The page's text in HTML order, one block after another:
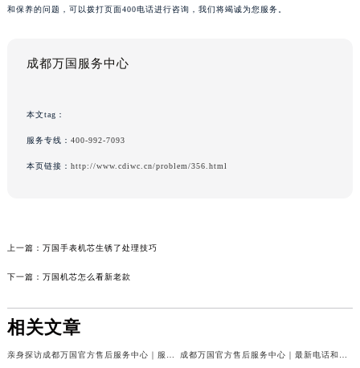
和保养的问题，可以拨打页面400电话进行咨询，我们将竭诚为您服务。
成都万国服务中心
本文tag：
服务专线： 400-992-7093
本页链接： http://www.cdiwc.cn/problem/356.html
上一篇： 万国手表机芯生锈了处理技巧
下一篇： 万国机芯怎么看新老款
相关文章
亲身探访成都万国官方售后服务中心｜服务热线及完整地址（2026年7月最新） 成都万国官方售后服务中心｜最新电话和官方维修地址权威信息公示（2026年7月最新）